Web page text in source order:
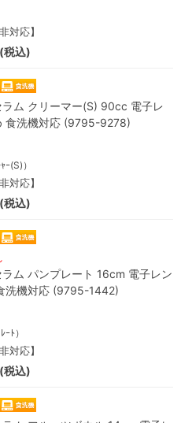
対応】
税込)
ラム クリーマー(S) 90cc 電子レ
食洗機対応 (9795-9278)
ｰ(S)）
対応】
税込)
ラム パンプレート 16cm 電子レン
洗機対応 (9795-1442)
ｰﾄ）
対応】
税込)